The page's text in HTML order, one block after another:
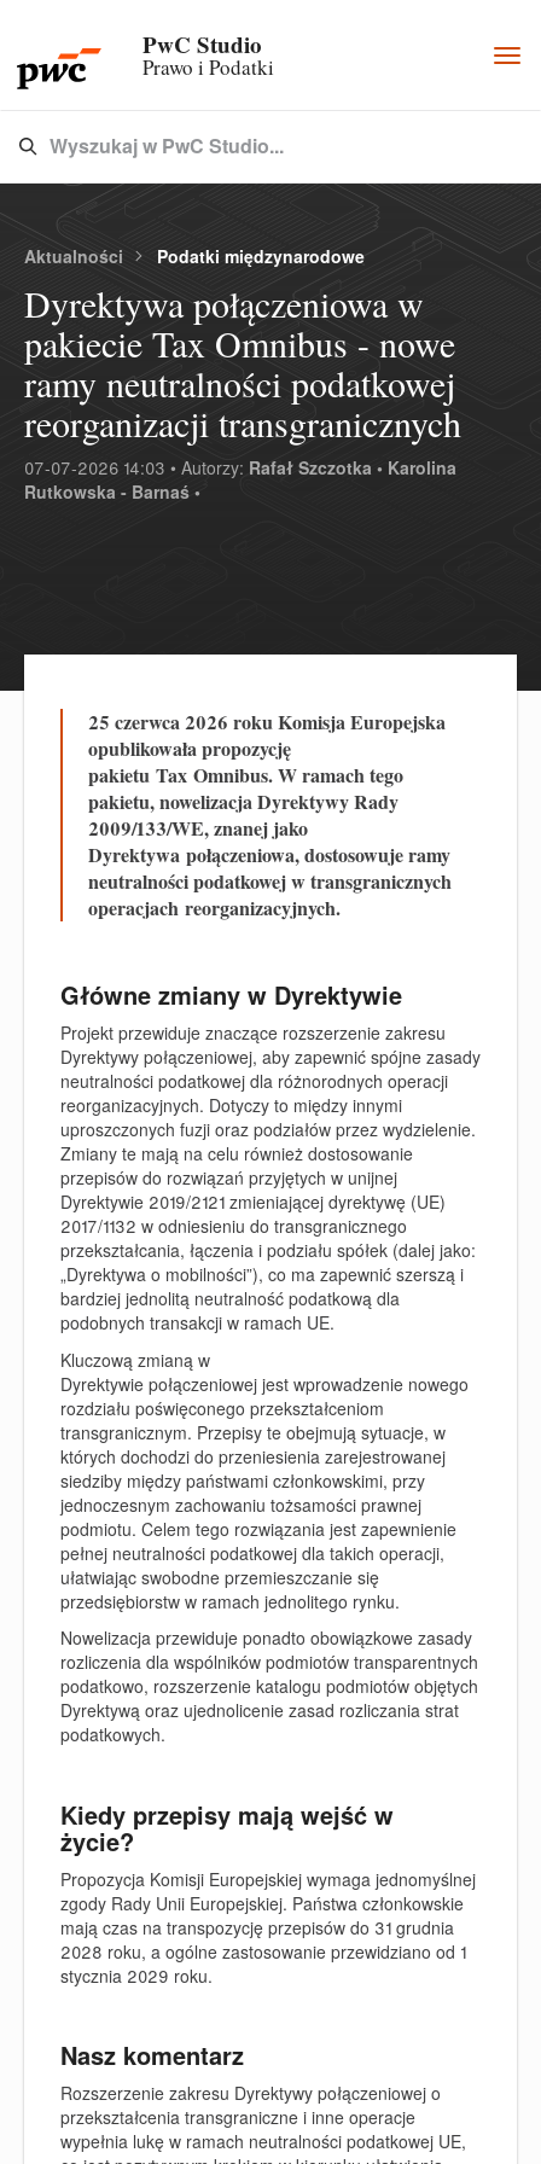
PwC Studio
Prawo i Podatki
Type 3 or more characters for results.
Wyszukaj w PwC Studio...
Aktualności Podatki międzynarodowe
Dyrektywa połączeniowa w
pakiecie Tax Omnibus - nowe
ramy neutralności podatkowej
reorganizacji transgranicznych
07-07-2026 14:03 • Autorzy: Rafał Szczotka • Karolina
Rutkowska - Barnaś •
25 czerwca 2026 roku Komisja Europejska
opublikowała propozycję
pakietu Tax Omnibus. W ramach tego
pakietu, nowelizacja Dyrektywy Rady
2009/133/WE, znanej jako
Dyrektywa połączeniowa, dostosowuje ramy
neutralności podatkowej w transgranicznych
operacjach reorganizacyjnych.
Główne zmiany w Dyrektywie
Projekt przewiduje znaczące rozszerzenie zakresu
Dyrektywy połączeniowej, aby zapewnić spójne zasady
neutralności podatkowej dla różnorodnych operacji
reorganizacyjnych. Dotyczy to między innymi
uproszczonych fuzji oraz podziałów przez wydzielenie.
Zmiany te mają na celu również dostosowanie
przepisów do rozwiązań przyjętych w unijnej
Dyrektywie 2019/2121 zmieniającej dyrektywę (UE)
2017/1132 w odniesieniu do transgranicznego
przekształcania, łączenia i podziału spółek (dalej jako:
„Dyrektywa o mobilności”), co ma zapewnić szerszą i
bardziej jednolitą neutralność podatkową dla
podobnych transakcji w ramach UE.
Kluczową zmianą w
Dyrektywie połączeniowej jest wprowadzenie nowego
rozdziału poświęconego przekształceniom
transgranicznym. Przepisy te obejmują sytuacje, w
których dochodzi do przeniesienia zarejestrowanej
siedziby między państwami członkowskimi, przy
jednoczesnym zachowaniu tożsamości prawnej
podmiotu. Celem tego rozwiązania jest zapewnienie
pełnej neutralności podatkowej dla takich operacji,
ułatwiając swobodne przemieszczanie się
przedsiębiorstw w ramach jednolitego rynku.
Nowelizacja przewiduje ponadto obowiązkowe zasady
rozliczenia dla wspólników podmiotów transparentnych
podatkowo, rozszerzenie katalogu podmiotów objętych
Dyrektywą oraz ujednolicenie zasad rozliczania strat
podatkowych.
Kiedy przepisy mają wejść w
życie?
Propozycja Komisji Europejskiej wymaga jednomyślnej
zgody Rady Unii Europejskiej. Państwa członkowskie
mają czas na transpozycję przepisów do 31 grudnia
2028 roku, a ogólne zastosowanie przewidziano od 1
stycznia 2029 roku.
Nasz komentarz
Rozszerzenie zakresu Dyrektywy połączeniowej o
przekształcenia transgraniczne i inne operacje
wypełnia lukę w ramach neutralności podatkowej UE,